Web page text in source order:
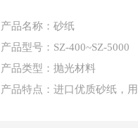
产品名称：砂纸
产品型号：SZ-400~SZ-5000
产品类型：抛光材料
产品特点：进口优质砂纸，